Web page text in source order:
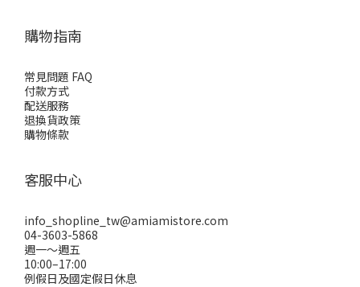
購物指南
常見問題 FAQ
付款方式
配送服務
退換貨政策
購物條款
客服中心
info_shopline_tw@amiamistore.com
04-3603-5868
週一～週五
10:00–17:00
例假日及國定假日休息